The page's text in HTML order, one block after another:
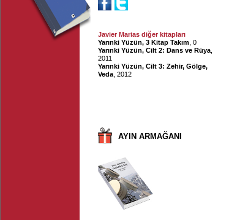
Javier Marias diğer kitapları
Yarınki Yüzün, 3 Kitap Takım , 0
Yarınki Yüzün, Cilt 2: Dans ve Rüya
2011
Yarınki Yüzün, Cilt 3: Zehir, Gölge,
Veda , 2012
AYIN ARMAĞANI